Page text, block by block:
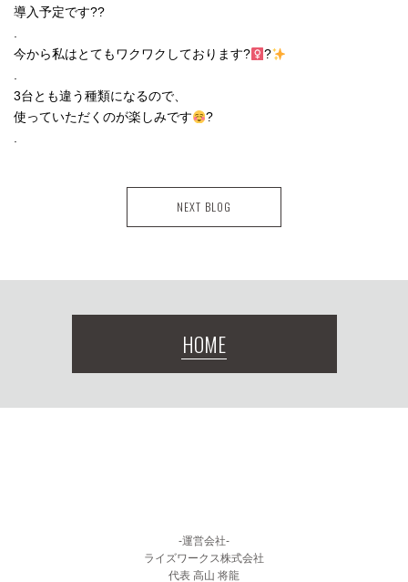
導入予定です??
.
今から私はとてもワクワクしております?
?
.
3台とも違う種類になるので、
使っていただくのが楽しみです
?
.
NEXT BLOG
HOME
-運営会社-
ライズワークス株式会社
代表 高山 将龍